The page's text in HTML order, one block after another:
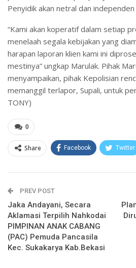
Penyidik akan netral dan
“Kami akan koperatif dalam setiap
menelaah segala kebijakan yang
harapan laporan klien kami ini
mestinya” ungkap Marulak. Pihak
menyampaikan, pihak Kepolisian
memanggil terlapor, Supali, untuk
TONY)
0
Share Facebook Twitter
PREV POST
Jaka Andayani, Secara
Aklamasi Terpilih Nahkodai
PIMPINAN ANAK CABANG
(PAC) Pemuda Pancasila
Kec. Sukakarya Kab.Bekasi